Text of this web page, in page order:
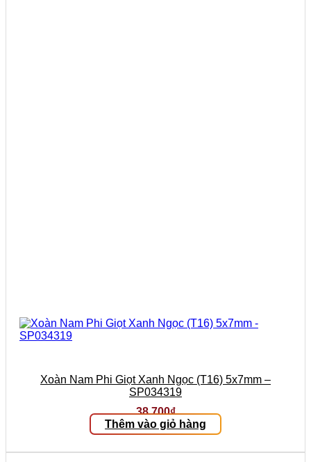
Xoàn Nam Phi Giọt Xanh Ngọc (T16) 5x7mm –
SP034319
38.700₫
Thêm vào giỏ hàng